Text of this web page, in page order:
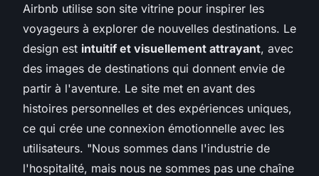
Airbnb utilise son site vitrine pour inspirer les
voyageurs à explorer de nouvelles destinations. Le
design est intuitif et visuellement attrayant, avec
des images de destinations qui donnent envie de
partir à l'aventure. Le site met en avant des
histoires personnelles et des expériences uniques,
ce qui crée une connexion émotionnelle avec les
utilisateurs. "Nous sommes dans l'industrie de
l'hospitalité, mais nous ne sommes pas une chaîne